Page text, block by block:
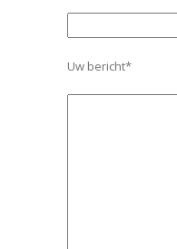
Uw bericht*